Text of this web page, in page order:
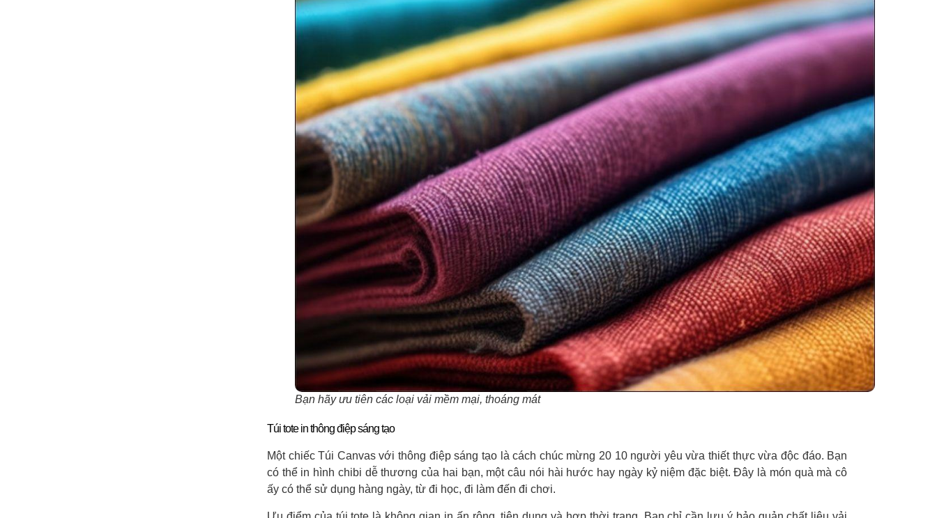
Bạn hãy ưu tiên các loại vải mềm mại, thoáng mát
Túi tote in thông điệp sáng tạo
Một chiếc Túi Canvas với thông điệp sáng tạo là cách chúc mừng 20 10 người yêu vừa thiết thực vừa độc đáo. Bạn
có thể in hình chibi dễ thương của hai bạn, một câu nói hài hước hay ngày kỷ niệm đặc biệt. Đây là món quà mà cô
ấy có thể sử dụng hàng ngày, từ đi học, đi làm đến đi chơi.